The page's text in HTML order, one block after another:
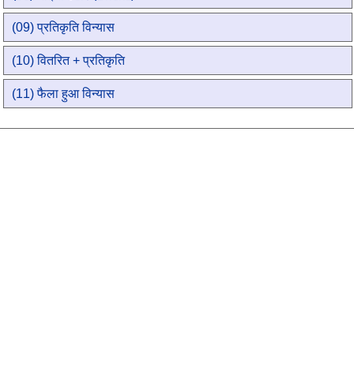
(09) प्रतिकृति विन्यास
(10) वितरित + प्रतिकृति
(11) फैला हुआ विन्यास